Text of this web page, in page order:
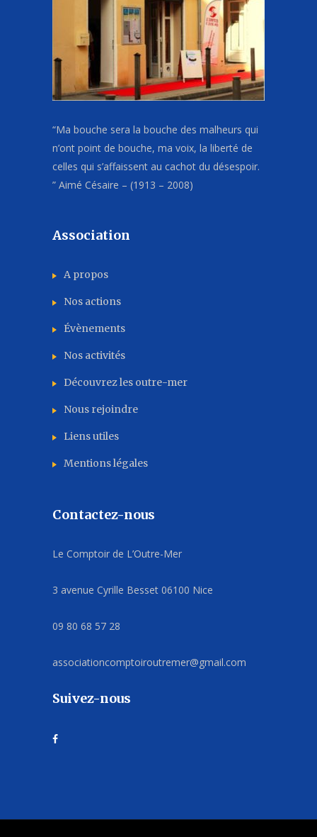
“Ma bouche sera la bouche des malheurs qui
n’ont point de bouche, ma voix, la liberté de
celles qui s’affaissent au cachot du désespoir.
” Aimé Césaire – (1913 – 2008)
Association
A propos
Nos actions
Évènements
Nos activités
Découvrez les outre-mer
Nous rejoindre
Liens utiles
Mentions légales
Contactez-nous
Le Comptoir de L’Outre-Mer
3 avenue Cyrille Besset 06100 Nice
09 80 68 57 28
associationcomptoiroutremer@gmail.com
Suivez-nous